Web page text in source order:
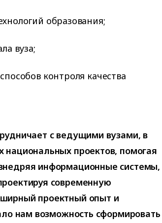
образования;
вуза;
контроля качества
с ведущими вузами, в
национальных проектов, помогая
информационные системы,
современную
проектный опыт и
нам возможность сформировать